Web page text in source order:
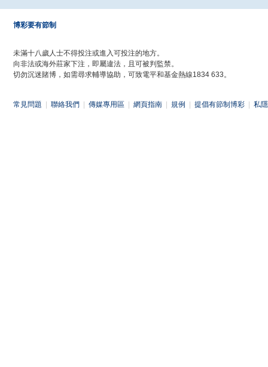
博彩要有節制
未滿十八歲人士不得投注或進入可投注的地方。
向非法或海外莊家下注，即屬違法，且可被判監禁。
切勿沉迷賭博，如需尋求輔導協助，可致電平和基金熱線1834 633。
常見問題 聯絡我們 傳媒專用區 網頁指南 規例 提倡有節制博彩 私